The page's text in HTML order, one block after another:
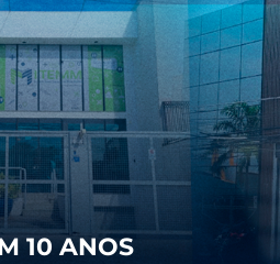
10 ANOS